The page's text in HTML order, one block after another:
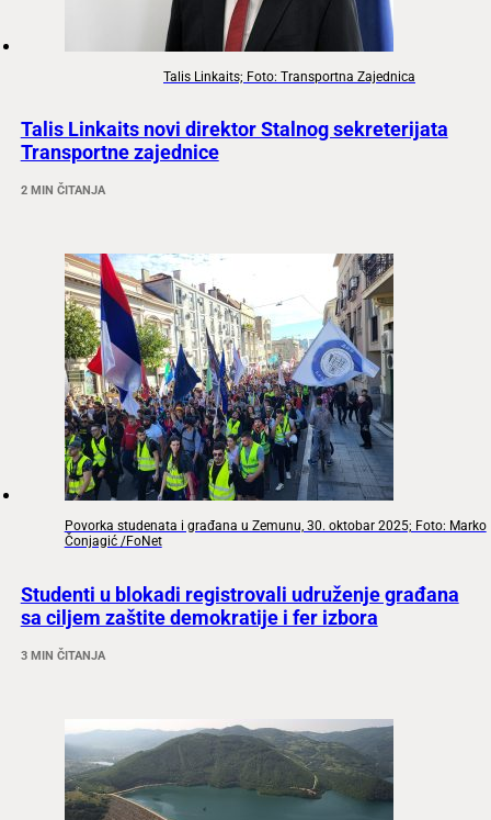
Talis Linkaits; Foto: Transportna Zajednica
Talis Linkaits novi direktor Stalnog sekreterijata
Transportne zajednice
2 MIN ČITANJA
Povorka studenata i građana u Zemunu, 30. oktobar 2025; Foto: Marko
Čonjagić /FoNet
Studenti u blokadi registrovali udruženje građana
sa ciljem zaštite demokratije i fer izbora
3 MIN ČITANJA